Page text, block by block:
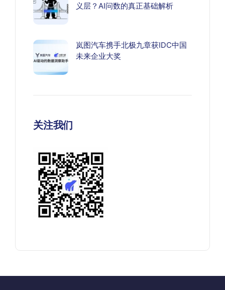
义层？AI问数的真正基础解析
岚图汽车携手北极九章获IDC中国
未来企业大奖
关注我们